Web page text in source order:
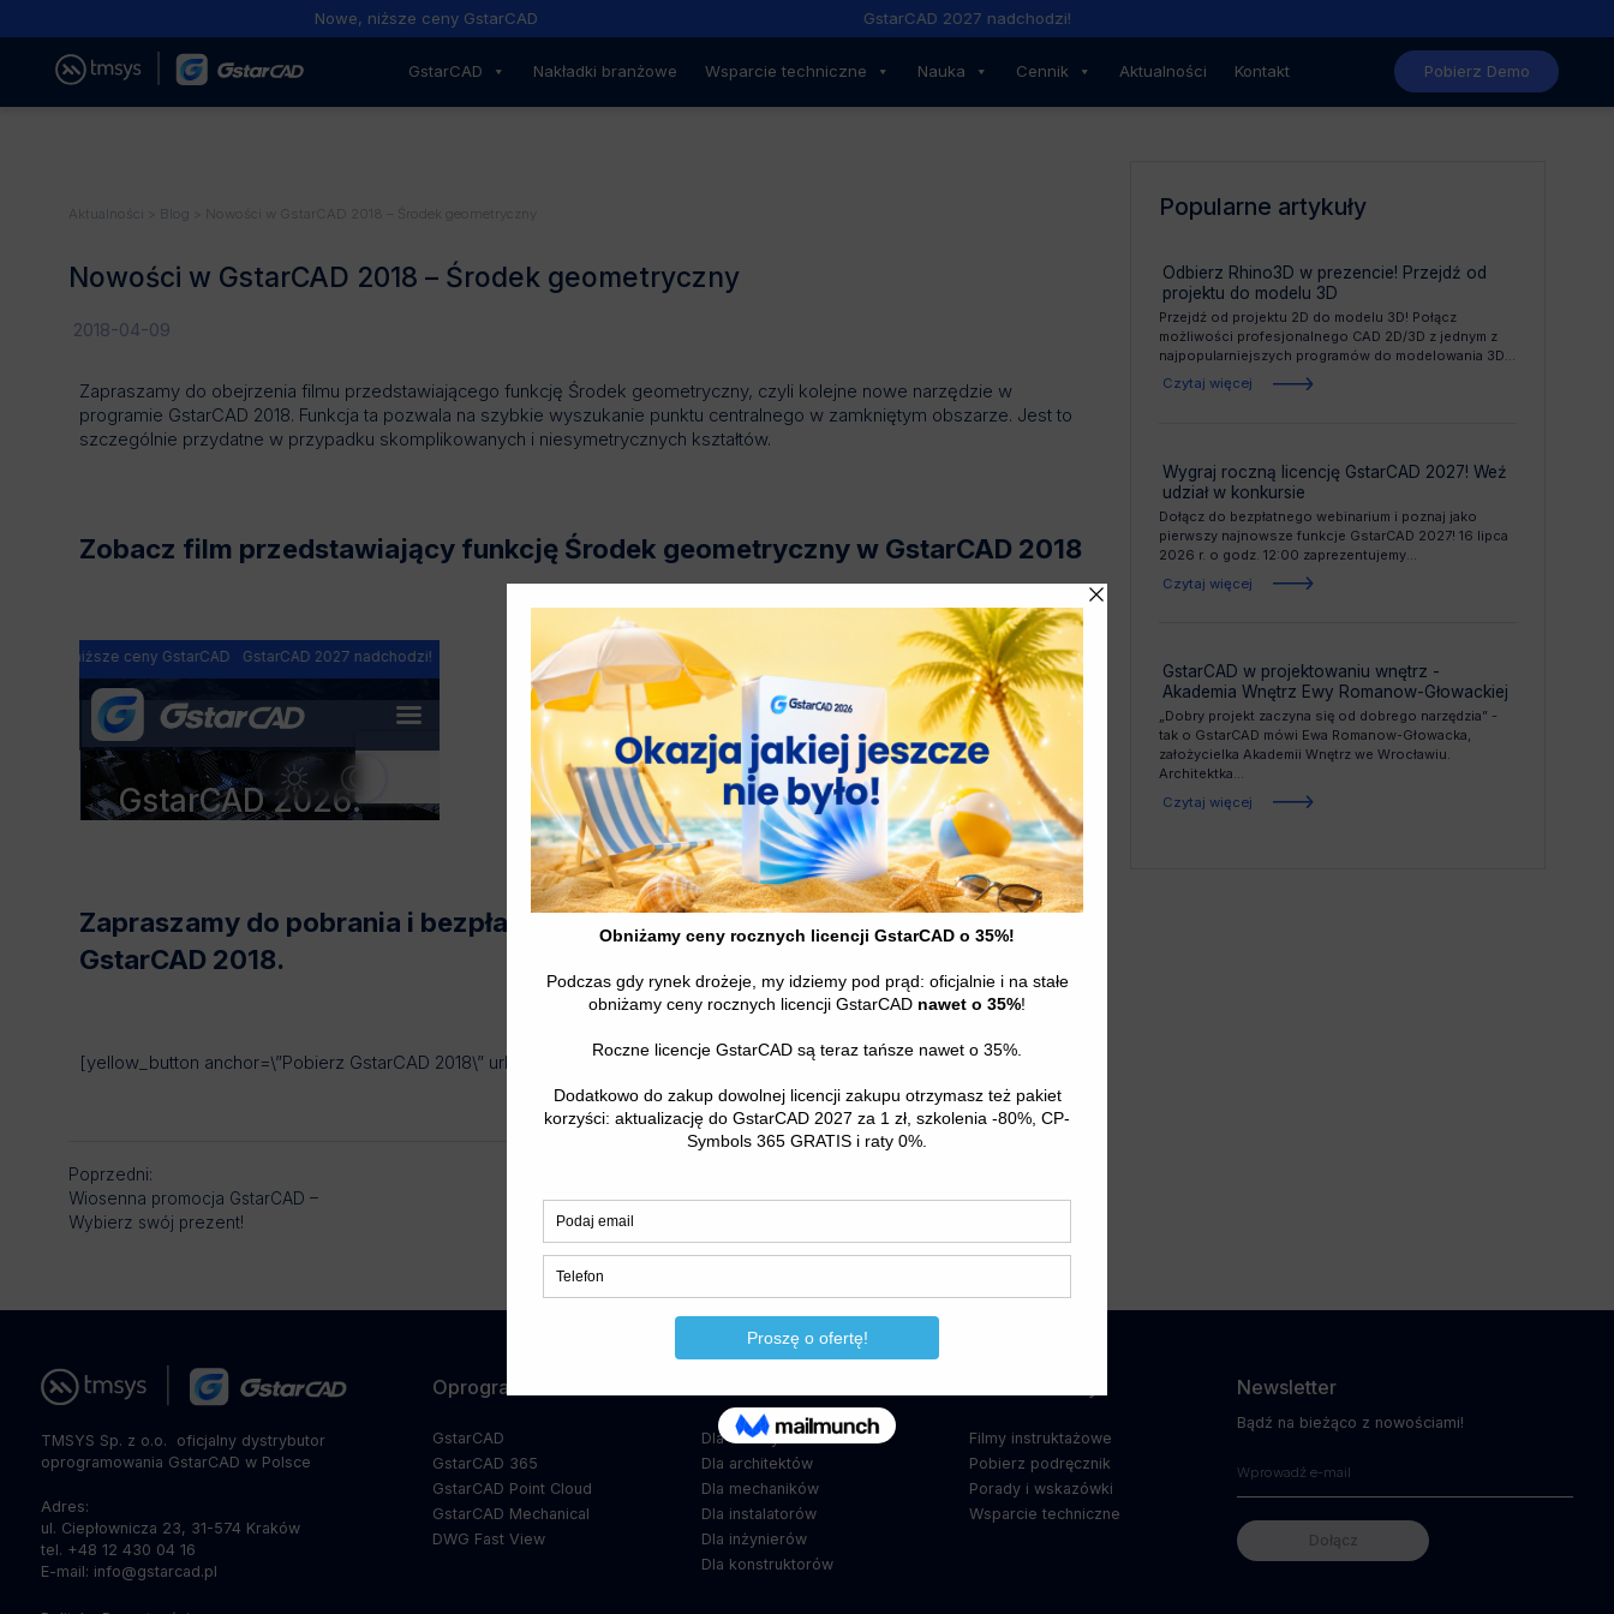
Nowe, niższe ceny GstarCAD GstarCAD 2027 nadchodzi!
GstarCAD Nakładki branżowe Wsparcie techniczne Nauka Cennik Aktualności Kontakt Pobierz Demo
Aktualności Blog > Nowości w GstarCAD 2018 – Środek geometryczny
Nowości w GstarCAD 2018 – Środek geometryczny
2018-04-09
Zapraszamy do obejrzenia filmu przedstawiającego funkcję Środek geometryczny, czyli kolejne nowe narzędzie w
programie GstarCAD 2018. Funkcja ta pozwala na szybkie wyszukanie punktu centralnego w zamkniętym obszarze. Jest to
szczególnie przydatne w przypadku skomplikowanych i niesymetrycznych kształtów.
Zobacz film przedstawiający funkcję Środek geometryczny w GstarCAD 2018
Zapraszamy do pobrania i bezpłatnego przetestowania możliwości programu
GstarCAD 2018.
[yellow_button anchor=\”Pobierz GstarCAD 2018\” url=\”https://gstarcad.pl/download/\”]
Poprzedni:
Wiosenna promocja GstarCAD –
Wybierz swój prezent!
e-CAD 14: Nowa wersja nakładek dla
Popularne artykuły
Odbierz Rhino3D w prezencie! Przejdź od
projektu do modelu 3D
Przejdź od projektu 2D do modelu 3D! Połącz
możliwości profesjonalnego CAD 2D/3D z jednym z
najpopularniejszych programów do modelowania 3D...
Czytaj więcej
Wygraj roczną licencję GstarCAD 2027! Weź
udział w konkursie
Dołącz do bezpłatnego webinarium i poznaj jako
pierwszy najnowsze funkcje GstarCAD 2027! 16 lipca
2026 r. o godz. 12:00 zaprezentujemy...
Czytaj więcej
GstarCAD w projektowaniu wnętrz -
Akademia Wnętrz Ewy Romanow-Głowackiej
„Dobry projekt zaczyna się od dobrego narzędzia” -
tak o GstarCAD mówi Ewa Romanow-Głowacka,
założycielka Akademii Wnętrz we Wrocławiu.
Architektka...
Czytaj więcej
TMSYS Sp. z o.o. ­ oficjalny dystrybutor
oprogramowania GstarCAD w Polsce
Adres:
ul. Ciepłownicza 23, 31-574 Kraków
tel. +48 12 430 04 16
E-mail: info@gstarcad.pl
Oprogramowanie
GstarCAD
GstarCAD 365
GstarCAD Point Cloud
GstarCAD Mechanical
DWG Fast View
Dla elektryków
Dla architektów
Dla mechaników
Dla instalatorów
Dla inżynierów
Dla konstruktorów
Filmy instruktażowe
Pobierz podręcznik
Porady i wskazówki
Wsparcie techniczne
Newsletter
Bądź na bieżąco z nowościami!